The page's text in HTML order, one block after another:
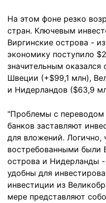
На этом фоне резко
стран. Ключевым
Виргинские острова -
экономику поступило
значительным
Швеции (+$99,1 млн),
и Нидерландов ($63,9
"Проблемы с переводом
банков заставляют
для вложений. Логично,
востребованными были
острова и Нидерланды
удобны для
инвестиции из
мере представляют